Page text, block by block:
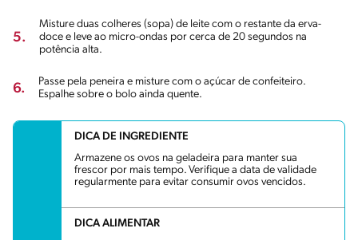
5.
Misture duas colheres (sopa) de leite com o restante da erva-
doce e leve ao micro-ondas por cerca de 20 segundos na
potência alta.
6.
Passe pela peneira e misture com o açúcar de confeiteiro.
Espalhe sobre o bolo ainda quente.
DICA DE INGREDIENTE
Armazene os ovos na geladeira para manter sua
frescor por mais tempo. Verifique a data de validade
regularmente para evitar consumir ovos vencidos.
DICA ALIMENTAR